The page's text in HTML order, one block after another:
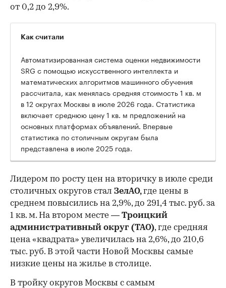
от 0,2 до 2,9%.
Как считали
Автоматизированная система оценки недвижимости
SRG с помощью искусственного интеллекта и
математических алгоритмов машинного обучения
рассчитала, как менялась средняя стоимость 1 кв. м
в 12 округах Москвы в июле 2026 года. Статистика
включает среднюю цену 1 кв. м предложений на
основных платформах объявлений. Впервые
статистика по столичным округам была
представлена в июле 2025 года.
Лидером по росту цен на вторичку в июле среди
столичных округов стал ЗелАО,где цены в
среднем повысились на 2,9%, до 291,4 тыс. руб. за
1 кв. м. На втором месте — Троицкий
административный округ (ТАО), где средняя
цена «квадрата» увеличилась на 2,6%, до 210,6
тыс. руб. В этой части Новой Москвы самые
низкие цены на жилье в столице.
В тройку округов Москвы с самым